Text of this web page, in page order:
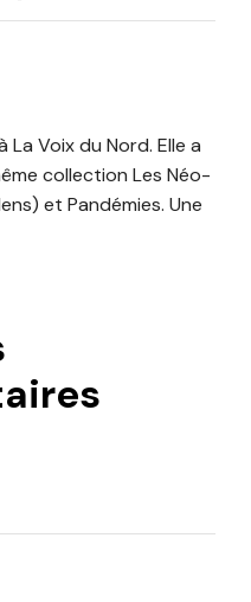
Voix du Nord. Elle a
collection Les Néo-
et Pandémies. Une